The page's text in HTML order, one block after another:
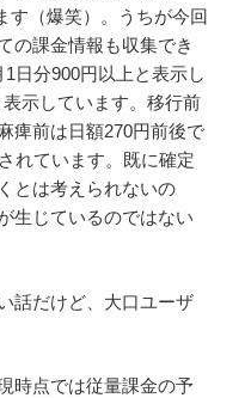
す（爆笑）。うちが今回
の課金情報も収集でき
日分900円以上と表示し
示しています。移行前
痺前は日額270円前後で
れています。既に確定
とは考えられないの
生じているのではない
話だけど、大口ユーザ
時点では従量課金の予